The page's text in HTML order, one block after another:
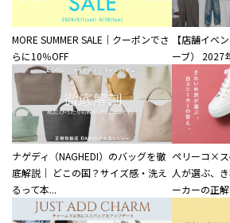
MORE SUMMER SALE｜クーポンでさ
らに10％OFF
【店舗イベ
ーブ） 2027
ナゲディ（NAGHEDI）のバッグを徹
底解説｜ どこの国？サイズ感・洗え
るって本...
ペリーコ×ス
人が選ぶ、
ーカーの正解